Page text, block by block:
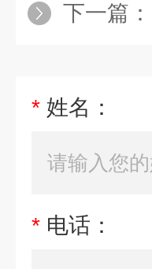
下一篇：
* 姓名：
* 电话：